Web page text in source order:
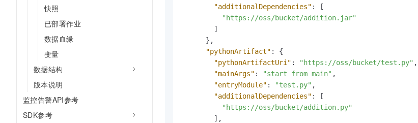
快照
已部署作业
数据血缘
变量
数据结构
版本说明
监控告警API参考
SDK参考
"additionalDependencies" :
[
"https://oss/bucket/addition.jar"
]
} ,
"pythonArtifact" :
{
"pythonArtifactUri" : "https://oss/bucket/test.py" ,
"mainArgs" : "start from main" ,
"entryModule" : "test.py" ,
"additionalDependencies" :
[
"https://oss/bucket/addition.py"
] ,